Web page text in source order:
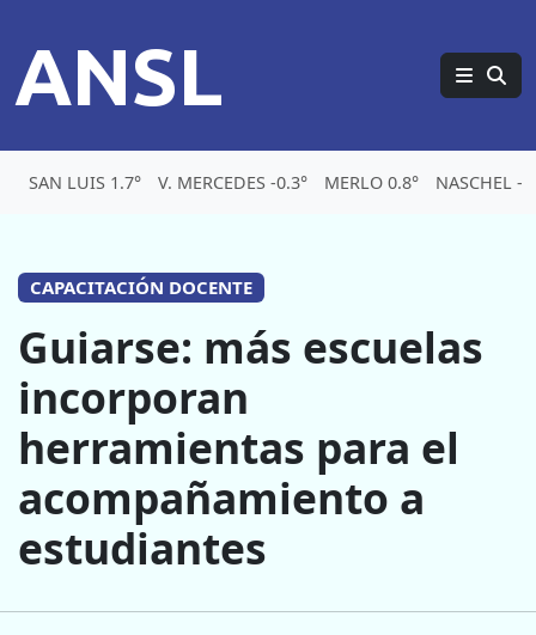
ANSL
SAN LUIS 1.7° V. MERCEDES -0.3° MERLO 0.8° NASCHEL -
CAPACITACIÓN DOCENTE
Guiarse: más escuelas
incorporan
herramientas para el
acompañamiento a
estudiantes